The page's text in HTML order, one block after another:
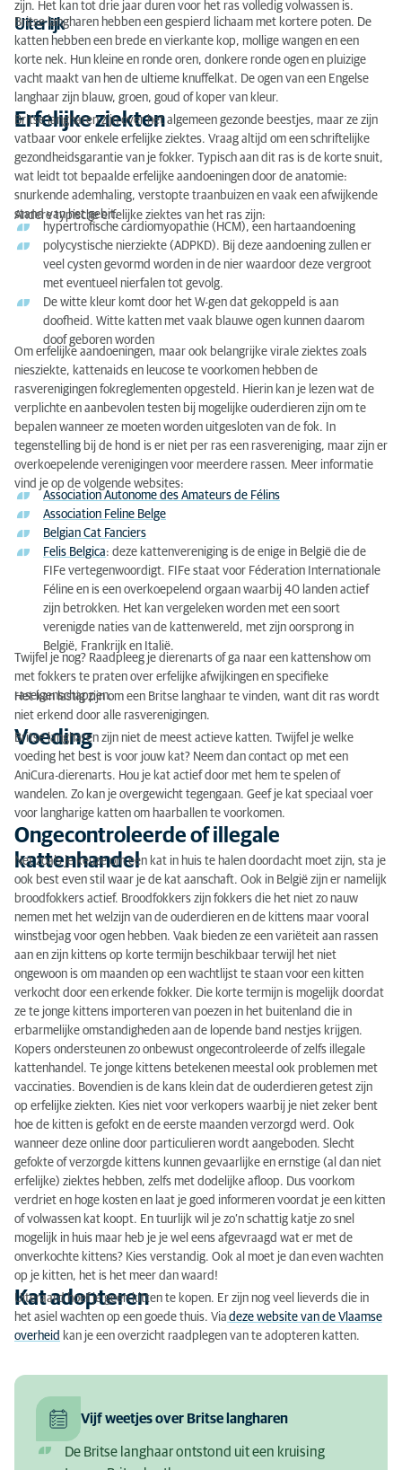
zijn. Het kan tot drie jaar duren voor het ras volledig volwassen is.
Uiterlijk
Britse langharen hebben een gespierd lichaam met kortere poten. De
katten hebben een brede en vierkante kop, mollige wangen en een
korte nek. Hun kleine en ronde oren, donkere ronde ogen en pluizige
vacht maakt van hen de ultieme knuffelkat. De ogen van een Engelse
langhaar zijn blauw, groen, goud of koper van kleur.
Erfelijke ziekten
Britse langharen zijn over het algemeen gezonde beestjes, maar ze zijn
vatbaar voor enkele erfelijke ziektes. Vraag altijd om een ​​schriftelijke
gezondheidsgarantie van je fokker. Typisch aan dit ras is de korte snuit,
wat leidt tot bepaalde erfelijke aandoeningen door de anatomie:
snurkende ademhaling, verstopte traanbuizen en vaak een afwijkende
stand van het gebit.
Andere typische erfelijke ziektes van het ras zijn:
hypertrofische cardiomyopathie (HCM), een hartaandoening
polycystische nierziekte (ADPKD). Bij deze aandoening zullen er
veel cysten gevormd worden in de nier waardoor deze vergroot
met eventueel nierfalen tot gevolg.
De witte kleur komt door het W-gen dat gekoppeld is aan
doofheid. Witte katten met vaak blauwe ogen kunnen daarom
doof geboren worden
Om erfelijke aandoeningen, maar ook belangrijke virale ziektes zoals
niesziekte, kattenaids en leucose te voorkomen hebben de
rasverenigingen fokreglementen opgesteld. Hierin kan je lezen wat de
verplichte en aanbevolen testen bij mogelijke ouderdieren zijn om te
bepalen wanneer ze moeten worden uitgesloten van de fok. In
tegenstelling bij de hond is er niet per ras een rasvereniging, maar zijn er
overkoepelende verenigingen voor meerdere rassen. Meer informatie
vind je op de volgende websites:
Association Autonome des Amateurs de Félins
Association Feline Belge
Belgian Cat Fanciers
Felis Belgica: deze kattenvereniging is de enige in België die de
FIFe vertegenwoordigt. FIFe staat voor Féderation Internationale
Féline en is een overkoepelend orgaan waarbij 40 landen actief
zijn betrokken. Het kan vergeleken worden met een soort
verenigde naties van de kattenwereld, met zijn oorsprong in
België, Frankrijk en Italië.
Twijfel je nog? Raadpleeg je dierenarts of ga naar een kattenshow om
met fokkers te praten over erfelijke afwijkingen en specifieke
raseigenschappen.
Het kan lastig zijn om een Britse langhaar te vinden, want dit ras wordt
niet erkend door alle rasverenigingen.
Voeding
Britse langharen zijn niet de meest actieve katten. Twijfel je welke
voeding het best is voor jouw kat? Neem dan contact op met een
AniCura-dierenarts. Hou je kat actief door met hem te spelen of
wandelen. Zo kan je overgewicht tegengaan. Geef je kat speciaal voer
voor langharige katten om haarballen te voorkomen.
Ongecontroleerde of illegale
kattenhandel
Net zoals je keuze om een kat in huis te halen doordacht moet zijn, sta je
ook best even stil waar je de kat aanschaft. Ook in België zijn er namelijk
broodfokkers actief. Broodfokkers zijn fokkers die het niet zo nauw
nemen met het welzijn van de ouderdieren en de kittens maar vooral
winstbejag voor ogen hebben. Vaak bieden ze een variëteit aan rassen
aan en zijn kittens op korte termijn beschikbaar terwijl het niet
ongewoon is om maanden op een wachtlijst te staan voor een kitten
verkocht door een erkende fokker. Die korte termijn is mogelijk doordat
ze te jonge kittens importeren van poezen in het buitenland die in
erbarmelijke omstandigheden aan de lopende band nestjes krijgen.
Kopers ondersteunen zo onbewust ongecontroleerde of zelfs illegale
kattenhandel. Te jonge kittens betekenen meestal ook problemen met
vaccinaties. Bovendien is de kans klein dat de ouderdieren getest zijn
op erfelijke ziekten. Kies niet voor verkopers waarbij je niet zeker bent
hoe de kitten is gefokt en de eerste maanden verzorgd werd. Ook
wanneer deze online door particulieren wordt aangeboden. Slecht
gefokte of verzorgde kittens kunnen gevaarlijke en ernstige (al dan niet
erfelijke) ziektes hebben, zelfs met dodelijke afloop. Dus voorkom
verdriet en hoge kosten en laat je goed informeren voordat je een kitten
of volwassen kat koopt. En tuurlijk wil je zo’n schattig katje zo snel
mogelijk in huis maar heb je je wel eens afgevraagd wat er met de
onverkochte kittens? Kies verstandig. Ook al moet je dan even wachten
op je kitten, het is het meer dan waard!
Kat adopteren
Uiteraard hoef je geen kitten te kopen. Er zijn nog veel lieverds die in
het asiel wachten op een goede thuis. Via deze website van de Vlaamse
overheid kan je een overzicht raadplegen van te adopteren katten.
Vijf weetjes over Britse langharen
De Britse langhaar ontstond uit een kruising